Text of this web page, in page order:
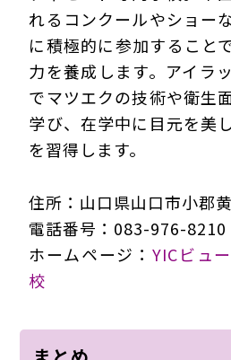
れるコンクールやショー
に積極的に参加すること
力を養成します。アイラ
でマツエクの技術や衛生
学び、在学中に目元を美
を習得します。
住所：山口県山口市小郡
電話番号：083-976-8210
ホームページ： YICビュ
校